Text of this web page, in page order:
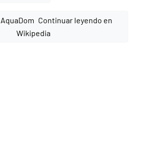
Continuar leyendo en
Wikipedia